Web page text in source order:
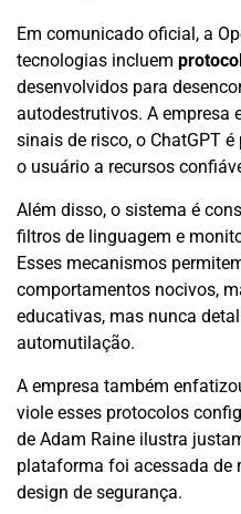
Em comunicado oficial, a
tecnologias incluem
desenvolvidos para
autodestrutivos. A empresa
sinais de risco, o ChatGPT
o usuário a recursos
Além disso, o sistema é
filtros de linguagem e
Esses mecanismos
comportamentos nocivos,
educativas, mas nunca
automutilação.
A empresa também
viole esses protocolos
de Adam Raine ilustra
plataforma foi acessada de
design de segurança.